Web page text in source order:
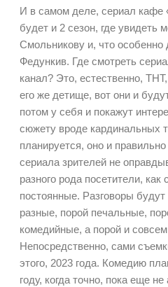
И в самом деле, сериал кафе
будет и 2 сезон, где увидеть
Смольникову и, что особенно
Федункив. Где смотреть
канал? Это, естественно,
его же детище, вот они и
потом у себя и покажут
сюжету вроде кардинальных
планируется, оно и
сериала зрителей не
разного рода посетители, как
постоянные. Разговоры
разные, порой печальные,
комедийные, а порой и
Непосредственно, сами
этого, 2023 года. Комедию
году, когда точно, пока еще